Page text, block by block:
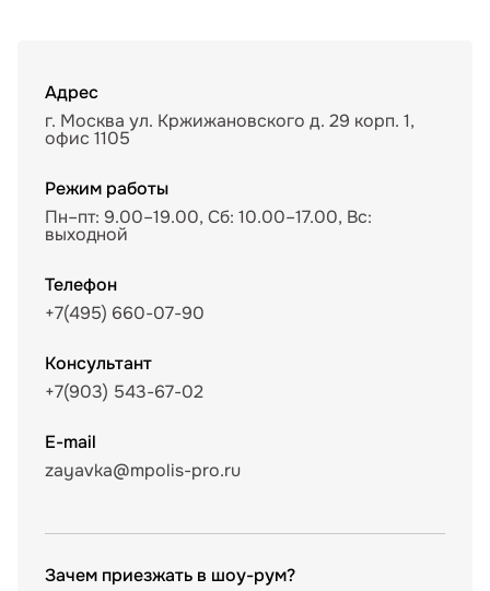
Адрес
г. Москва ул. Кржижановского д. 29 корп. 1,
офис 1105
Режим работы
Пн–пт: 9.00–19.00, Сб: 10.00–17.00, Вс:
выходной
Телефон
+7(495) 660-07-90
Консультант
+7(903) 543-67-02
E-mail
zayavka@mpolis-pro.ru
Зачем приезжать в шоу-рум?